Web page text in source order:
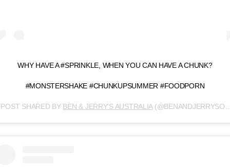
WHY HAVE A #SPRINKLE, WHEN YOU CAN HAVE A CHUNK?
#MONSTERSHAKE #CHUNKUPSUMMER #FOODPORN
POST SHARED BY BEN & JERRY'S AUSTRALIA(@BENANDJERRYSOZ) ON